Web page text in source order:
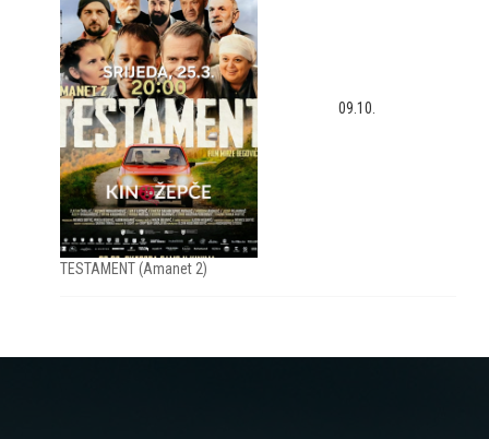
TESTAMENT (Amanet 2)
09.10.